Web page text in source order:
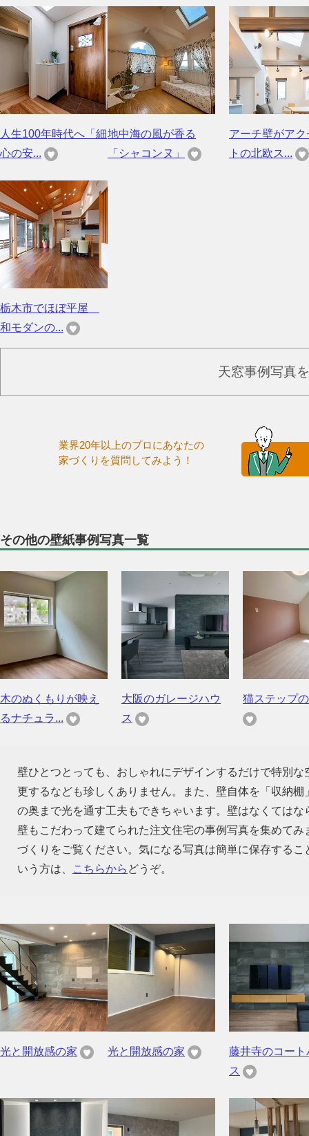
人生100年時代へ「細
心の安...
地中海の風が香る
「シャコンヌ」
アーチ壁がアク
トの北欧ス...
栃木市でほぼ平屋
和モダンの...
天窓事例写真
業界20年以上のプロにあなたの
家づくりを質問してみよう！
その他の壁紙事例写真一覧
木のぬくもりが映え
るナチュラ...
大阪のガレージハウ
ス
猫ステップ
壁ひとつとっても、おしゃれにデザインするだけで特別
更するなども珍しくありません。また、壁自体を「収納
の奥まで光を通す工夫もできちゃいます。壁はなくては
壁もこだわって建てられた注文住宅の事例写真を集めて
づくりをご覧ください。気になる写真は簡単に保存する
いう方は、
こちらから どうぞ。
光と開放感の家 光と開放感の家
藤井寺のコート
ス